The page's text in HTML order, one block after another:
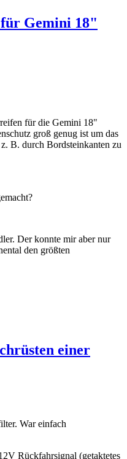
Gemini 18"
für die Gemini 18"
groß genug ist um das
B. durch Bordsteinkanten zu
Der konnte mir aber nur
den größten
einer
War einfach
Rückfahrsignal (getaktetes